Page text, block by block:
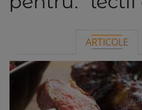
ARTICOLE